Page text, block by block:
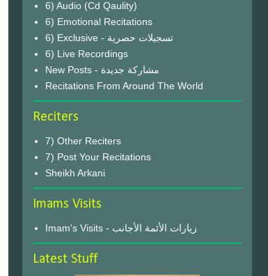
6) Audio (Cd Qaulity)
6) Emotional Recitations
6) Exclusive - تسجيلات حصرية
6) Live Recordings
New Posts - مشاركة جديدة
Recitations From Around The World
Reciters
7) Other Reciters
7) Post Your Recitations
Sheikh Arkani
Imams Visits
Imam's Visits - زيارات الأئمة الأجانب
Latest Stuff